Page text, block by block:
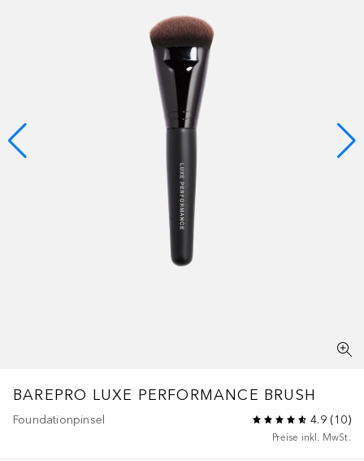
BAREPRO LUXE PERFORMANCE BRUSH
Foundationpinsel 4.9(10)
Preise inkl. MwSt.